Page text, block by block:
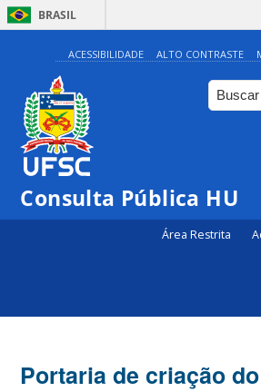
BRASIL
ACESSIBILIDADE ALTO CONTRASTE
Consulta Pública HU
Área Restrita
Portaria de criação